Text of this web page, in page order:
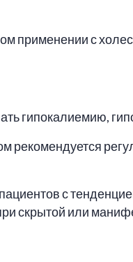
применении с
гипокалиемию,
рекомендуется
с
скрытой или